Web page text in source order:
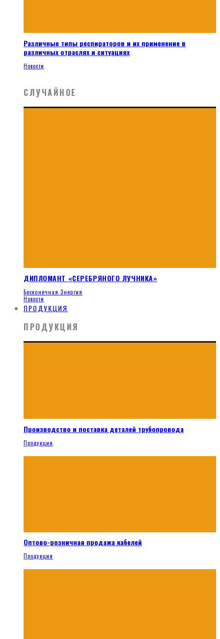
Различные типы респираторов и их применение в
различных отраслях и ситуациях
Новости
СЛУЧАЙНОЕ
ДИПЛОМАНТ «СЕРЕБРЯНОГО ЛУЧНИКА»
Бесконечная Энергия
Новости
ПРОДУКЦИЯ
ПРОДУКЦИЯ
Производство и поставка деталей трубопровода
Продукция
Оптово-розничная продажа кабелей
Продукция